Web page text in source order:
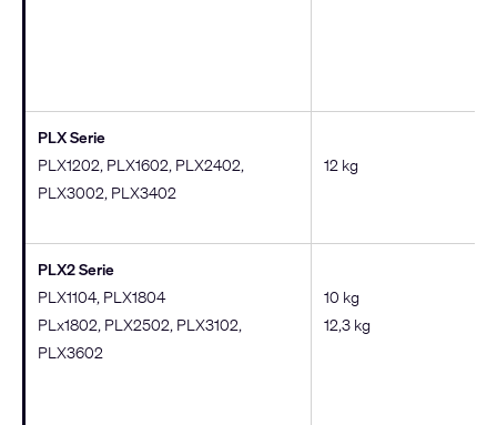
PLX Serie
PLX1202, PLX1602, PLX2402,
PLX3002, PLX3402
12 kg
PLX2 Serie
PLX1104, PLX1804
PLx1802, PLX2502, PLX3102,
PLX3602
10 kg
12,3 kg